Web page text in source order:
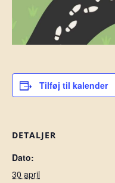
Tilføj til kalender
DETALJER
Dato:
30 april